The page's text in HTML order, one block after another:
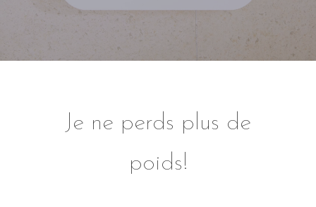
Je ne perds plus de
poids!